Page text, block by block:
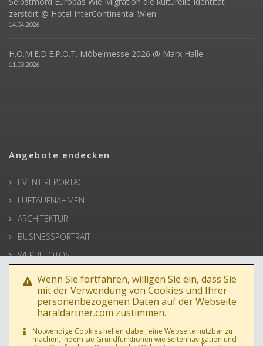
zerstört @ Hotel InterContinental Wien
14.04.2026
H.O.M.E.D.E.P.O.T. Möbelmesse 2026 @ Marx Halle
11.03.2026
Angebote endecken
EVENT REPORTAGE
LUFTAUFNAHMEN
ARCHITEKTUR
BUSINESSPORTRAIT
WERBEFOTOS
HOCHZEIT
PRESSE
Wenn Sie fortfahren, willigen Sie ein, dass Sie
mit der Verwendung von Cookies und Ihrer
personenbezogenen Daten auf der Webseite
haraldartner.com zustimmen.
Notwendige Cookies helfen dabei, eine Webseite nutzbar zu
machen, indem sie Grundfunktionen wie Seitennavigation und